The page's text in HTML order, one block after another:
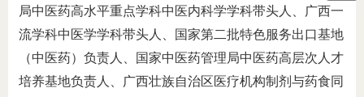
局中医药高水平重点学科中医内科学学科带头人、广西一
流学科中医学学科带头人、国家第二批特色服务出口基地
（中医药）负责人、国家中医药管理局中医药高层次人才
培养基地负责人、广西壮族自治区医疗机构制剂与药食同